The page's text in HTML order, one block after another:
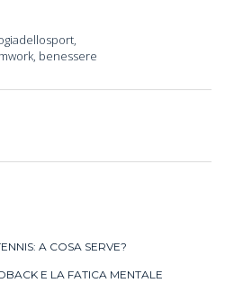
benessere
A COSA SERVE?
E LA FATICA MENTALE